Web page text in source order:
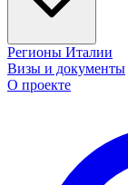
Регионы Италии
Визы и документы
О проекте